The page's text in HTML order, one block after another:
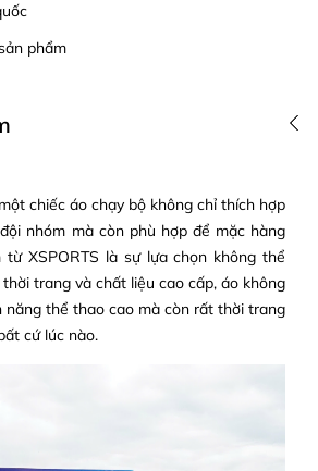
phẩm
chiếc áo chạy bộ không chỉ thích hợp
nhóm mà còn phù hợp để mặc hàng
từ XSPORTS là sự lựa chọn không thể
trang và chất liệu cao cấp, áo không
năng thể thao cao mà còn rất thời trang
cứ lúc nào.